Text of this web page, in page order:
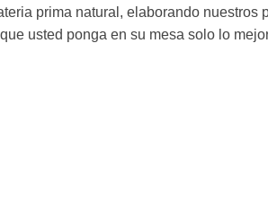
prima natural, elaborando nuestros
usted ponga en su mesa solo lo